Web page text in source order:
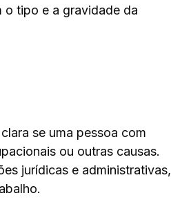
tipo e a gravidade da
se uma pessoa com
ou outras causas.
jurídicas e administrativas,